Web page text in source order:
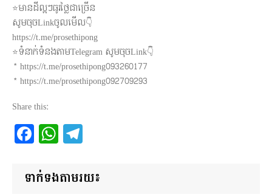
⭐️មានដីល្អៗធូរថ្លៃជាច្រើន
សូមចុចLinkចូលមើល👇
https://t.me/prosethipong
⭐️ទំនាក់ទំនងតាមTelegram សូមចុចLink👇
* https://t.me/prosethipong093260177
* https://t.me/prosethipong092709293
Share this:
Facebook
WhatsApp
ទាក់ទងតាមរយ៖